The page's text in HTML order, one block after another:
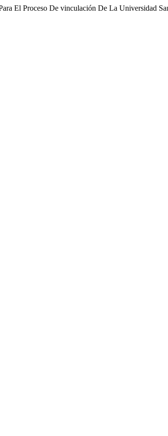
El Proceso De vinculación De La Universidad